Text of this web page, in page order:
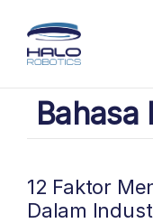
Bahasa
12 Faktor
Dalam